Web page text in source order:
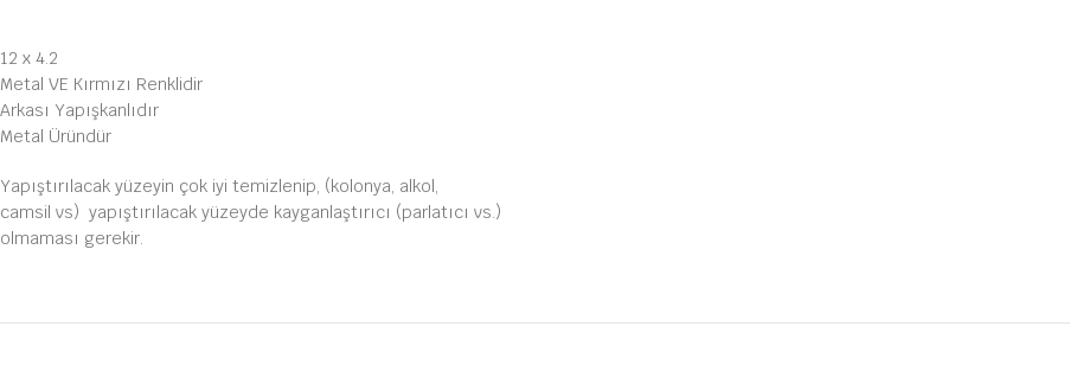
12 x 4.2
Metal VE Kırmızı Renklidir
Arkası Yapışkanlıdır
Metal Üründür
Yapıştırılacak yüzeyin çok iyi temizlenip, (kolonya, alkol,
camsil vs) yapıştırılacak yüzeyde kayganlaştırıcı (parlatıcı vs.)
olmaması gerekir.